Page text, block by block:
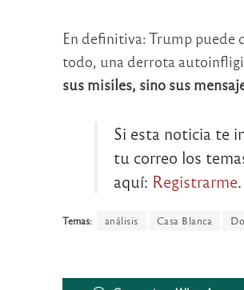
En definitiva: Trump puede
todo, una derrota
sus misiles, sino sus
Si esta noticia te
tu correo los
aquí: Registrarme.
Temas: análisis Casa Blanca